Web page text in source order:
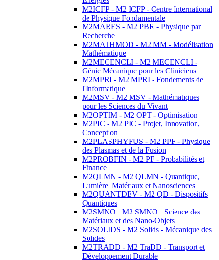
M2ICFP - M2 ICFP - Centre International
de Physique Fondamentale
M2MARES - M2 PBR - Physique par
Recherche
M2MATHMOD - M2 MM - Modélisation
Mathématique
M2MECENCLI - M2 MECENCLI -
Génie Mécanique pour les Cliniciens
M2MPRI - M2 MPRI - Fondements de
l'Informatique
M2MSV - M2 MSV - Mathématiques
pour les Sciences du Vivant
M2OPTIM - M2 OPT - Optimisation
M2PIC - M2 PIC - Projet, Innovation,
Conception
M2PLASPHYFUS - M2 PPF - Physique
des Plasmas et de la Fusion
M2PROBFIN - M2 PF - Probabilités et
Finance
M2QLMN - M2 QLMN - Quantique,
Lumière, Matériaux et Nanosciences
M2QUANTDEV - M2 QD - Dispositifs
Quantiques
M2SMNO - M2 SMNO - Science des
Matériaux et des Nano-Objets
M2SOLIDS - M2 Solids - Mécanique des
Solides
M2TRADD - M2 TraDD - Transport et
Développement Durable